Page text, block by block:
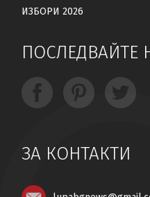
ИЗБОРИ 2026
ПОСЛЕДВАЙТЕ
ЗА КОНТАКТИ